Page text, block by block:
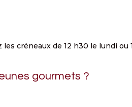
créneaux de 12 h30 le lundi ou
gourmets ?